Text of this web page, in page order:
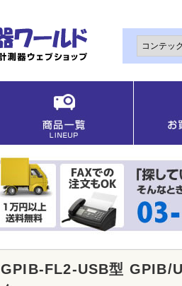
GPIB-FL2-USB型 GPIB/